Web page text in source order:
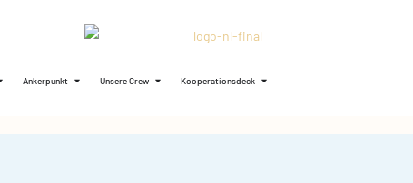
Ankerpunkt Unsere Crew Kooperationsdeck